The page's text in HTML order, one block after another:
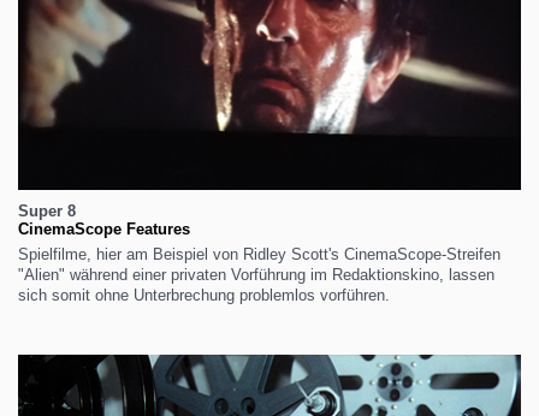
Super 8
CinemaScope Features
Spielfilme, hier am Beispiel von Ridley Scott's CinemaScope-Streifen
"Alien" während einer privaten Vorführung im Redaktionskino, lassen
sich somit ohne Unterbrechung problemlos vorführen.